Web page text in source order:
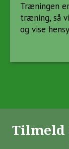
Træningen
træning, så
og vise
Tilmeld